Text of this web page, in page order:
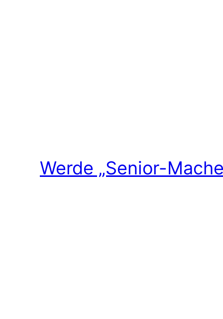
Werde „Senior-